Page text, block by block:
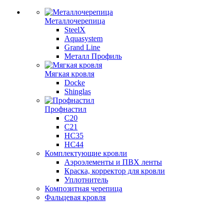
Металлочерепица
SteelX
Aquasystem
Grand Line
Металл Профиль
Мягкая кровля
Docke
Shinglas
Профнастил
C20
C21
НС35
НС44
Комплектующие кровли
Аэроэлементы и ПВХ ленты
Краска, корректор для кровли
Уплотнитель
Композитная черепица
Фальцевая кровля